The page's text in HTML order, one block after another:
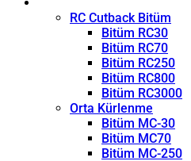
RC Cutback Bitüm
Bitüm RC30
Bitüm RC70
Bitüm RC250
Bitüm RC800
Bitüm RC3000
Orta Kürlenme
Bitüm MC-30
Bitüm MC70
Bitüm MC-250